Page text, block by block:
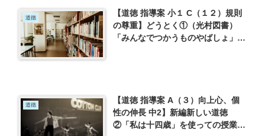
道徳
【道徳 指導案 小１ C（１２）規則
の尊重】どうとく①（光村図書）
「みんなでつかうものやばしょ」を
道徳
【道徳 指導案 A（３）向上心、個
性の伸長 中2】新編新しい道徳
②「私は十四歳」を使っての授業記